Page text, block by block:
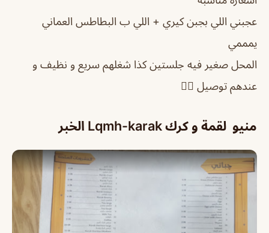
عجبني اللي بجبن كيري + اللي ب البطاطس العماني
يمممي
المحل صغير فيه جلستين كذا شغلهم سريع و نظيف و
عندهم توصيل 👍🏻
منيو لقمة و كرك Lqmh-karak الخبر